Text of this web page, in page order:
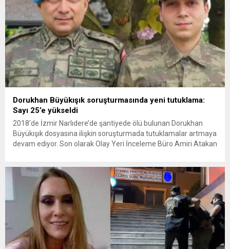
Dorukhan Büyükışık soruşturmasında yeni tutuklama:
Sayı 25’e yükseldi
2018’de İzmir Narlıdere’de şantiyede ölü bulunan Dorukhan
Büyükışık dosyasına ilişkin soruşturmada tutuklamalar artmaya
devam ediyor. Son olarak Olay Yeri İnceleme Büro Amiri Atakan
bulunan Dorukhan Büyükışık’a ilişkin yeniden açılan
soruşturmada tutuklamalar genişliyor. Son olarak dönemin...